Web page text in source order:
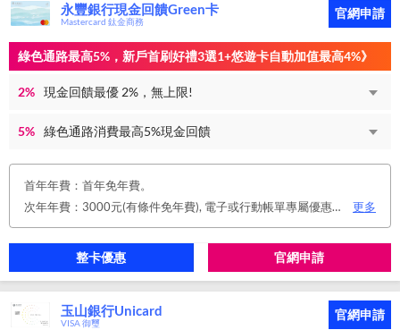
永豐銀行現金回饋Green卡
Mastercard 鈦金商務
官網申請
綠色通路最高5%，新戶首刷好禮3選1+悠遊卡自動加值最高4%》
2% 現金回饋最優 2%，無上限!
5% 綠色通路消費最高5%現金回饋
首年年費：首年免年費。
次年年費：3000元(有條件免年費), 電子或行動帳單專屬優惠： 申請信用卡電子或行動對帳單且取消實體帳單，於電子/行動帳單申請期間，正、附卡皆享免年費之優惠。 年度消費減免辦法： 第2年起，以收取年費當年前12個月累計消費滿NT$150,000或不限金額消費12次，即免收次年年費。 年費：正卡NT$3,000、附卡NT$1,500，附卡6張(含)以內免年費。
更多
整卡優惠 官網申請
玉山銀行Unicard
VISA 御璽
官網申請